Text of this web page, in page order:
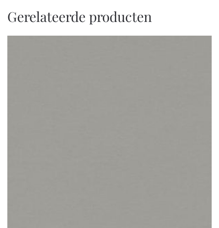
Gerelateerde producten